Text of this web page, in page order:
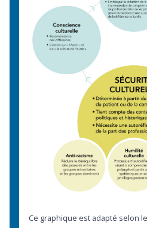
Ce graphique est adapté selon